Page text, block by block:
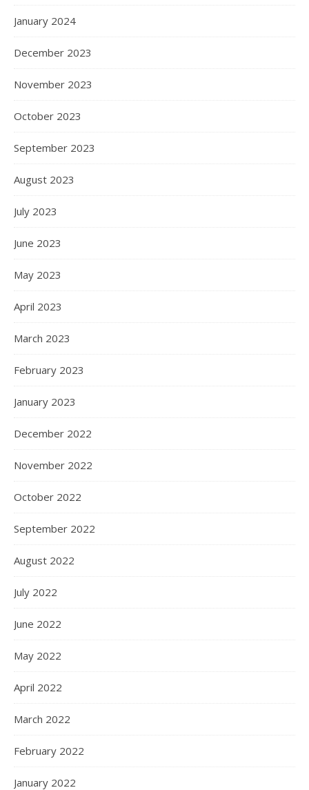
January 2024
December 2023
November 2023
October 2023
September 2023
August 2023
July 2023
June 2023
May 2023
April 2023
March 2023
February 2023
January 2023
December 2022
November 2022
October 2022
September 2022
August 2022
July 2022
June 2022
May 2022
April 2022
March 2022
February 2022
January 2022